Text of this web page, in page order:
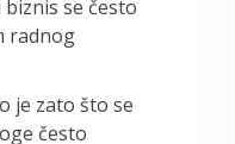
se često
radnog
je zato što se
često